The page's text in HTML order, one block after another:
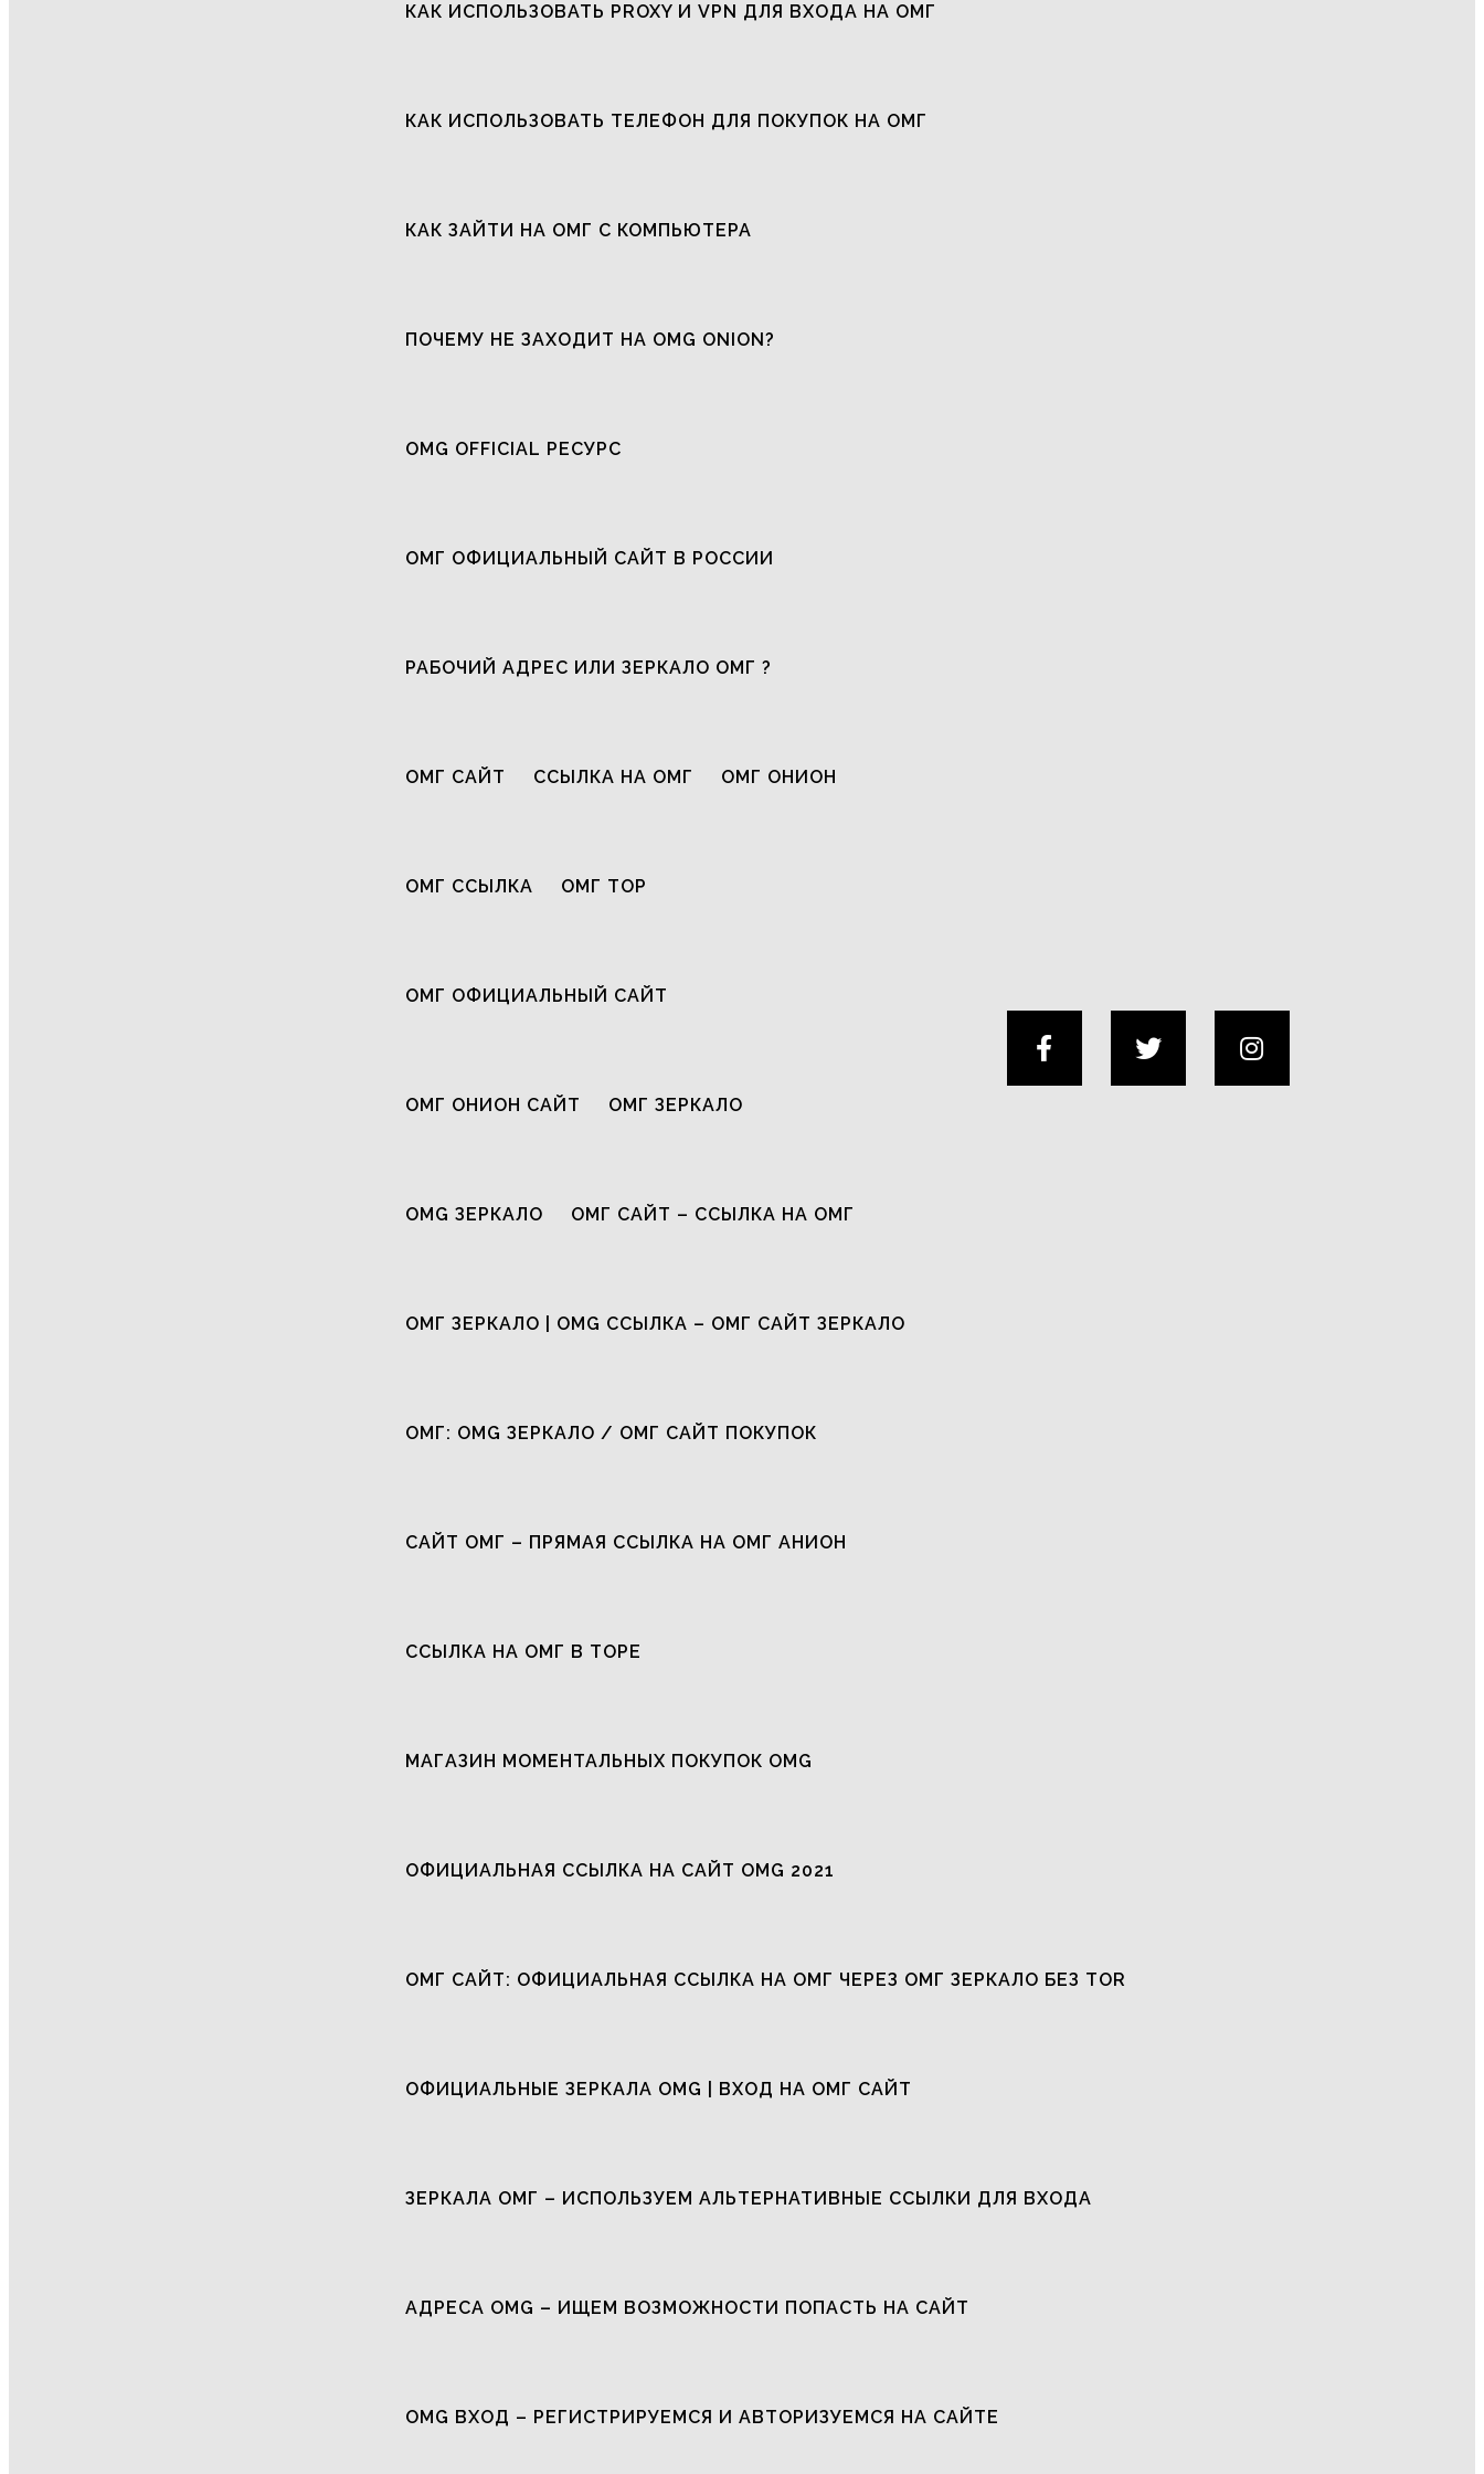
КАК ИСПОЛЬЗОВАТЬ PROXY И VPN ДЛЯ ВХОДА НА ОМГ
КАК ИСПОЛЬЗОВАТЬ ТЕЛЕФОН ДЛЯ ПОКУПОК НА ОМГ
КАК ЗАЙТИ НА ОМГ С КОМПЬЮТЕРА
ПОЧЕМУ НЕ ЗАХОДИТ НА OMG ONION?
OMG OFFICIAL РЕСУРС
ОМГ ОФИЦИАЛЬНЫЙ САЙТ В РОССИИ
РАБОЧИЙ АДРЕС ИЛИ ЗЕРКАЛО ОМГ ?
ОМГ САЙТ ССЫЛКА НА ОМГ ОМГ ОНИОН
ОМГ ССЫЛКА ОМГ ТОР
ОМГ ОФИЦИАЛЬНЫЙ САЙТ
ОМГ ОНИОН САЙТ ОМГ ЗЕРКАЛО
OMG ЗЕРКАЛО ОМГ САЙТ – ССЫЛКА НА ОМГ
ОМГ ЗЕРКАЛО | OMG ССЫЛКА – ОМГ САЙТ ЗЕРКАЛО
ОМГ: OMG ЗЕРКАЛО / ОМГ САЙТ ПОКУПОК
САЙТ ОМГ – ПРЯМАЯ ССЫЛКА НА ОМГ АНИОН
ССЫЛКА НА ОМГ В ТОРЕ
МАГАЗИН МОМЕНТАЛЬНЫХ ПОКУПОК OMG
ОФИЦИАЛЬНАЯ ССЫЛКА НА САЙТ OMG 2021
ОМГ САЙТ: ОФИЦИАЛЬНАЯ ССЫЛКА НА ОМГ ЧЕРЕЗ ОМГ ЗЕРКАЛО БЕЗ TOR
ОФИЦИАЛЬНЫЕ ЗЕРКАЛА OMG | ВХОД НА ОМГ САЙТ
ЗЕРКАЛА ОМГ – ИСПОЛЬЗУЕМ АЛЬТЕРНАТИВНЫЕ ССЫЛКИ ДЛЯ ВХОДА
АДРЕСА OMG – ИЩЕМ ВОЗМОЖНОСТИ ПОПАСТЬ НА САЙТ
OMG ВХОД – РЕГИСТРИРУЕМСЯ И АВТОРИЗУЕМСЯ НА САЙТЕ